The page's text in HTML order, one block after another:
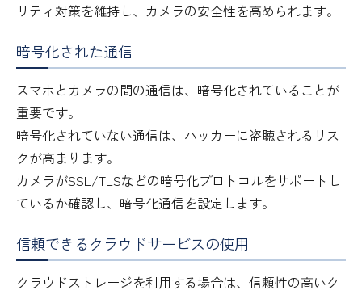
リティ対策を維持し、カメラの安全性を高められます。
暗号化された通信
スマホとカメラの間の通信は、暗号化されていることが
重要です。
暗号化されていない通信は、ハッカーに盗聴されるリス
クが高まります。
カメラがSSL/TLSなどの暗号化プロトコルをサポートし
ているか確認し、暗号化通信を設定します。
信頼できるクラウドサービスの使用
クラウドストレージを利用する場合は、信頼性の高いク